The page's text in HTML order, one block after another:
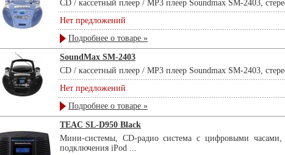
CD / кассетный плеер / MP3 плеер Soundmax SM-2403,
Нет предложений
Подробнее о товаре »
SoundMax SM-2403
CD / кассетный плеер / MP3 плеер Soundmax SM-2403,
Нет предложений
Подробнее о товаре »
TEAC SL-D950 Black
Мини-системы, CD-радио система с цифровыми
подключения iPod ...